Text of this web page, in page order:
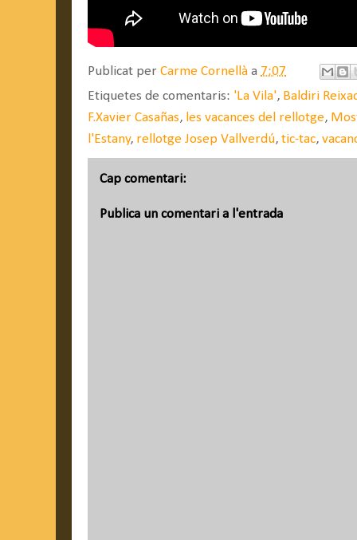
Publicat per Carme Cornellà a 7:07
Etiquetes de comentaris: 'La Vila', Baldiri
F.Xavier Casañas, les vacances del rellotge,
l'Estany, rellotge Josep Vallverdú, tic-tac,
Cap comentari:
Publica un comentari a l'entrada